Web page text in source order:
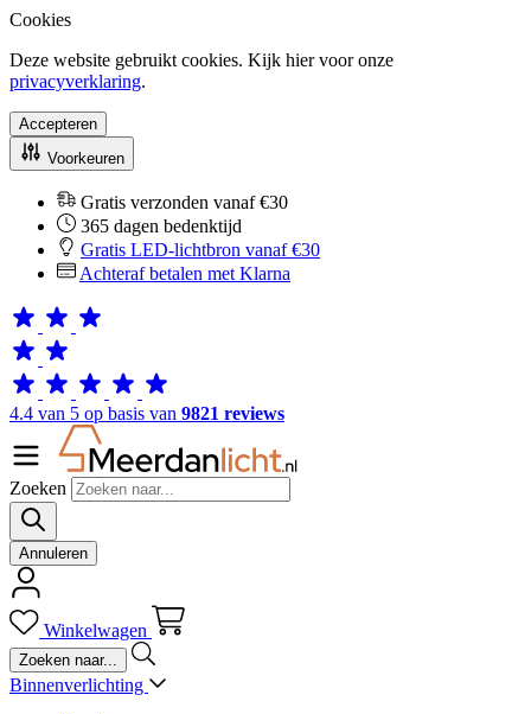
Cookies
Deze website gebruikt cookies. Kijk hier voor onze
privacyverklaring.
Accepteren
Voorkeuren
Gratis verzonden vanaf €30
365 dagen bedenktijd
Gratis LED-lichtbron vanaf €30
Achteraf betalen met Klarna
4.4 van 5 op basis van 9821 reviews
Zoeken
Annuleren
Winkelwagen
Binnenverlichting